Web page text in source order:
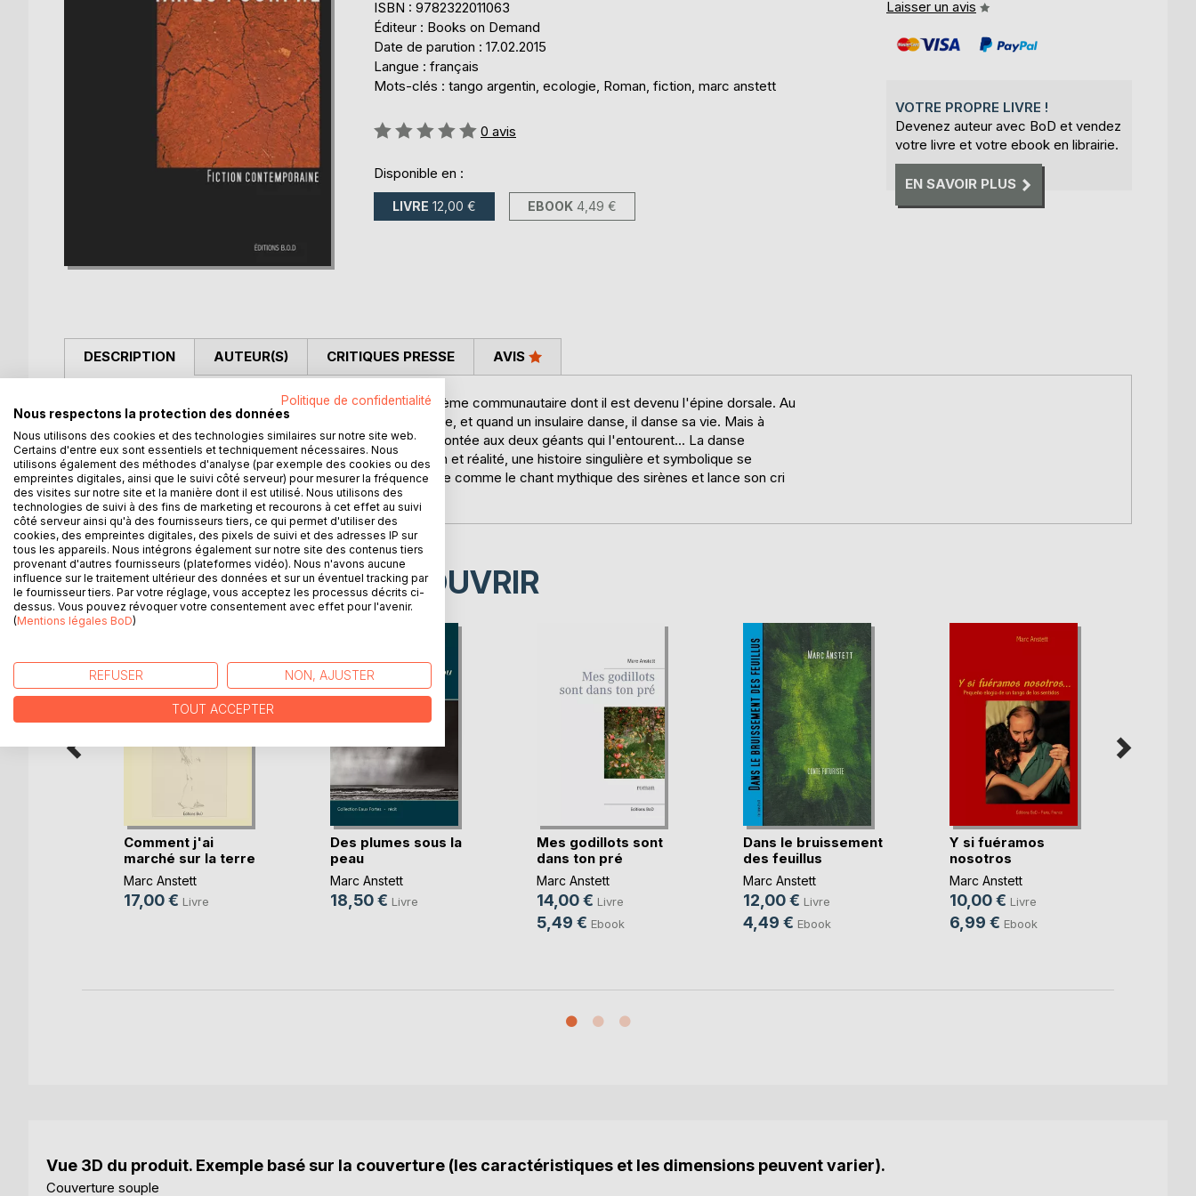
ISBN : 9782322011063
Éditeur : Books on Demand
Date de parution : 17.02.2015
Langue : français
Mots-clés : tango argentin, ecologie, Roman, fiction, marc anstett
Évaluation:
0 avis
Disponible en :
LIVRE 12,00 € EBOOK 4,49 €
Laisser un avis
VOTRE PROPRE LIVRE !
Devenez auteur avec BoD et vendez
votre livre et votre ebook en librairie.
EN SAVOIR PLUS
DESCRIPTION
Sur l'île de la terre rouge, le tango est au centre d'un système communautaire dont il est devenu l'épine dorsale. Au
même titre que l'art, il est une histoire collective en marche, et quand un insulaire danse, il danse sa vie. Mais à
l'aube de l'année 2030, l'île se retrouve violemment confrontée aux deux géants qui l'entourent... La danse
deviendra-t-elle l'ultime arme de résistance ? Entre fiction et réalité, une histoire singulière et symbolique se
dessine. Métaphore d'une lutte pour la liberté, elle résonne comme le chant mythique des sirènes et lance son cri
aux confins de la terre et de l'océan...
AUTEUR(S) CRITIQUES PRESSE AVIS
D’AUTRES TITRES À DÉCOUVRIR
Comment j'ai
marché sur la terre
Marc Anstett
17,00 € Livre
Des plumes sous la
peau
Marc Anstett
18,50 € Livre
Mes godillots sont
dans ton pré
Marc Anstett
14,00 € Livre
5,49 € Ebook
Dans le bruissement
des feuillus
Marc Anstett
12,00 € Livre
4,49 € Ebook
Y si fuéramos
nosotros
Marc Anstett
10,00 € Livre
6,99 € Ebook
Vue 3D du produit. Exemple basé sur la couverture (les caractéristiques et les dimensions peuvent varier).
Couverture souple
Politique de confidentialité
Nous respectons la protection des données
Nous utilisons des cookies et des technologies similaires sur notre site web.
Certains d'entre eux sont essentiels et techniquement nécessaires. Nous
utilisons également des méthodes d'analyse (par exemple des cookies ou des
empreintes digitales, ainsi que le suivi côté serveur) pour mesurer la fréquence
des visites sur notre site et la manière dont il est utilisé. Nous utilisons des
technologies de suivi à des fins de marketing et recourons à cet effet au suivi
côté serveur ainsi qu'à des fournisseurs tiers, ce qui permet d'utiliser des
cookies, des empreintes digitales, des pixels de suivi et des adresses IP sur
tous les appareils. Nous intégrons également sur notre site des contenus tiers
provenant d'autres fournisseurs (plateformes vidéo). Nous n'avons aucune
influence sur le traitement ultérieur des données et sur un éventuel tracking par
le fournisseur tiers. Par votre réglage, vous acceptez les processus décrits ci-
dessus. Vous pouvez révoquer votre consentement avec effet pour l'avenir.
(Mentions légales BoD)
REFUSER NON, AJUSTER
TOUT ACCEPTER